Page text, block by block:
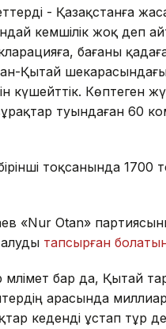
- Қазақстанға
кемшілік жоқ деп
бағаны
Қытай
күшейттік. Көптеген
туындаған 60
тоқсанында 1700
«Nur Otan»
алуды тапсырған
мәлімет бар да, Қытай
арасында
кеденді ұстап тұр